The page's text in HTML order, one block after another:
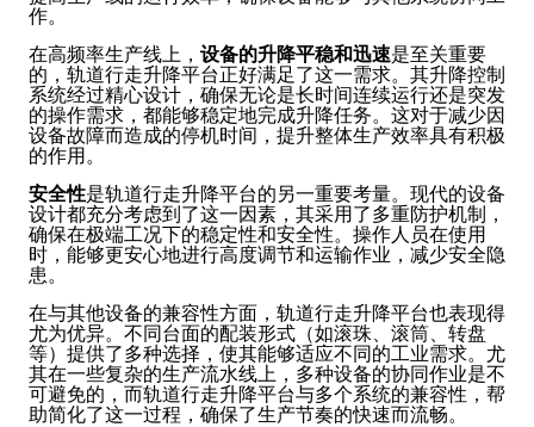
作。
在高频率生产线上， 设备的升降平稳和迅速是至关重要
的，轨道行走升降平台正好满足了这一需求。其升降控制
系统经过精心设计，确保无论是长时间连续运行还是突发
的操作需求，都能够稳定地完成升降任务。这对于减少因
设备故障而造成的停机时间，提升整体生产效率具有积极
的作用。
安全性是轨道行走升降平台的另一重要考量。现代的设备
设计都充分考虑到了这一因素，其采用了多重防护机制，
确保在极端工况下的稳定性和安全性。操作人员在使用
时，能够更安心地进行高度调节和运输作业，减少安全隐
患。
在与其他设备的兼容性方面，轨道行走升降平台也表现得
尤为优异。不同台面的配装形式（如滚珠、滚筒、转盘
等）提供了多种选择，使其能够适应不同的工业需求。尤
其在一些复杂的生产流水线上，多种设备的协同作业是不
可避免的，而轨道行走升降平台与多个系统的兼容性，帮
助简化了这一过程，确保了生产节奏的快速而流畅。